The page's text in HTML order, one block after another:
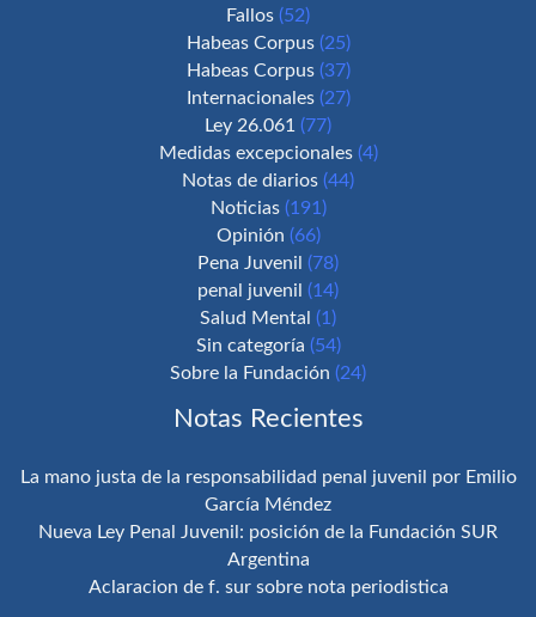
Fallos (52)
Habeas Corpus(25)
Habeas Corpus(37)
Internacionales(27)
Ley 26.061 (77)
Medidas excepcionales(4)
Notas de diarios (44)
Noticias(191)
Opinión (66)
Pena Juvenil (78)
penal juvenil (14)
Salud Mental (1)
Sin categoría (54)
Sobre la Fundación (24)
Notas Recientes
La mano justa de la responsabilidad penal juvenil por Emilio
García Méndez
Nueva Ley Penal Juvenil: posición de la Fundación SUR
Argentina
Aclaracion de f. sur sobre nota periodistica